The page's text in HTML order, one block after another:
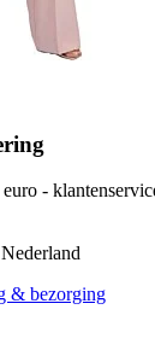
-
& bezorging